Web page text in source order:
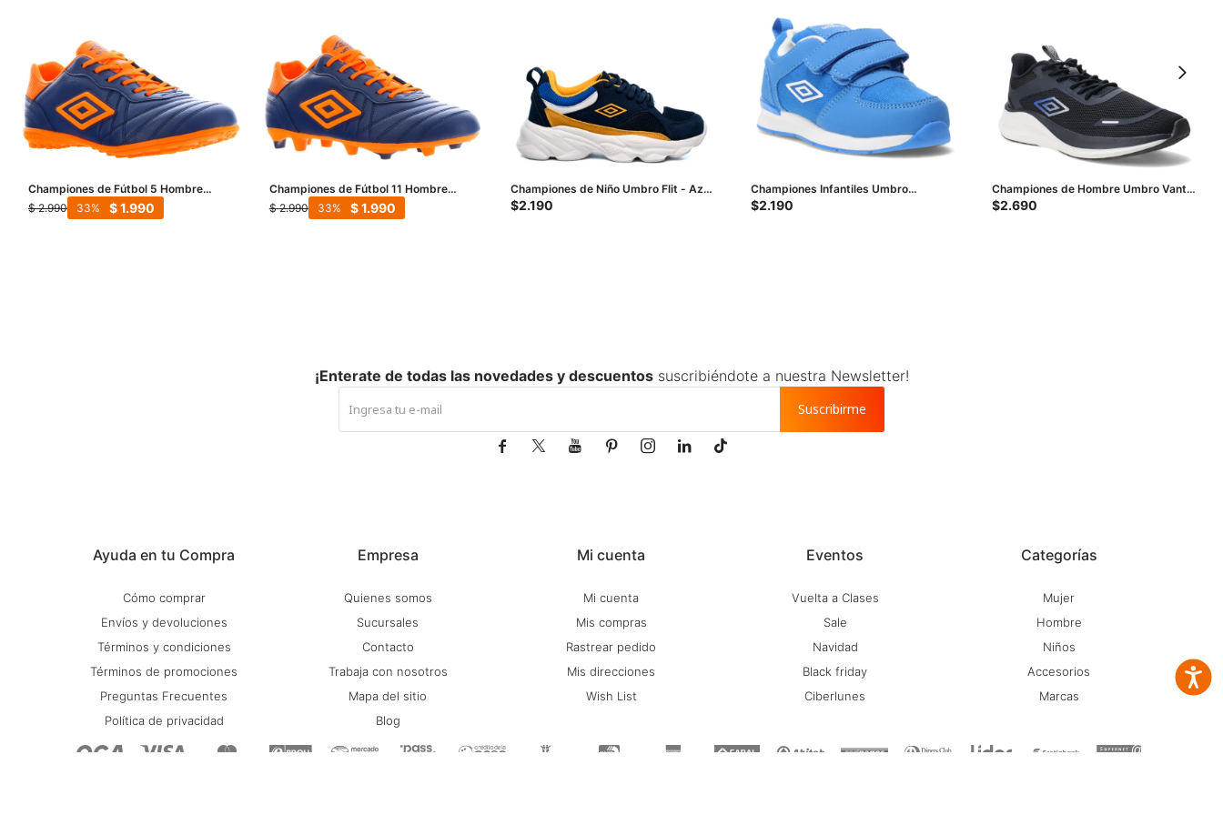
Championes de Fútbol 5 Hombre
Umbro Touch TF - Azul - Anaranjado
$ 2.990 $1.990
33
Championes de Fútbol 11 Hombre
Umbro Touch FG - Azul - Anaranjado
$ 2.990 $1.990
33
Championes de Niño Umbro Flit - Azul
- Amarillo
$2.190
Championes Infantiles Umbro
Manchester Infantil - Azul Real -
$2.190
Championes de Hombre Umbro Vanta
- Azul
$2.690
Ayuda en tu Compra
Cómo comprar
Envíos y devoluciones
Términos y condiciones
Términos de promociones
Preguntas Frecuentes
Política de privacidad
Empresa
Quienes somos
Sucursales
Contacto
Trabaja con nosotros
Mapa del sitio
Blog
Mi cuenta
Mi cuenta
Mis compras
Rastrear pedido
Mis direcciones
Wish List
Eventos
Vuelta a Clases
Sale
Navidad
Black friday
Ciberlunes
Categorías
Mujer
Hombre
Niños
Accesorios
Marcas
¡Enterate de todas las novedades y descuentossuscribiéndote a nuestra Newsletter!
Suscribirme
      